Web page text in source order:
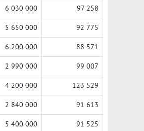
6 030 000 97 258
5 650 000 92 775
6 200 000 88 571
2 990 000 99 007
4 200 000 123 529
2 840 000 91 613
5 400 000 91 525